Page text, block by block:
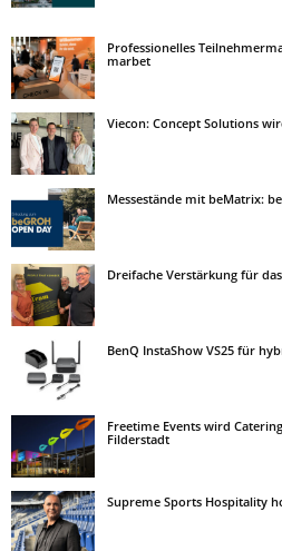
Professionelles
marbet
Viecon: Concept Solutions
Messestände mit beMatrix:
Dreifache Verstärkung für
BenQ InstaShow VS25 für
Freetime Events wird
Filderstadt
Supreme Sports Hospitality